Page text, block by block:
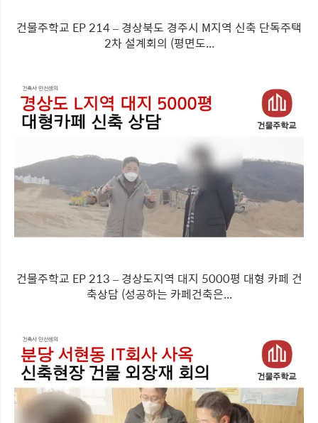
건물주학교 EP 214 – 경상북도 경주시 M지역 신축 단독주택
2차 설계회의 (평면도...
건물주학교 EP 213 – 경상도지역 대지 5000평 대형 카페 건
축상담 (성공하는 카페건축은...